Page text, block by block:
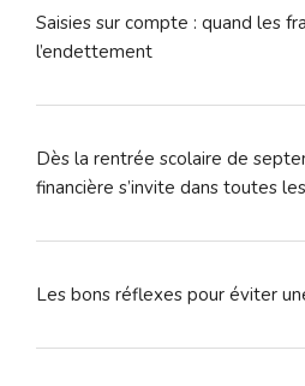
Saisies sur compte : quand les
l’endettement
Dès la rentrée scolaire de
financière s’invite dans toutes
Les bons réflexes pour éviter